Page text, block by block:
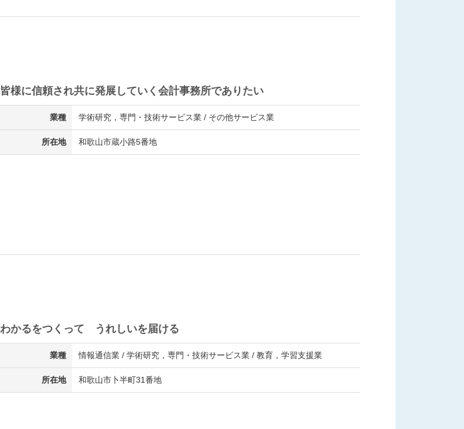
皆様に信頼され共に発展していく会計事務所でありたい
業種 学術研究，専門・技術サービス業 / その他サービス業
所在地 和歌山市蔵小路5番地
わかるをつくって うれしいを届ける
業種 情報通信業 / 学術研究，専門・技術サービス業 / 教育，学習支援業
所在地 和歌山市卜半町31番地